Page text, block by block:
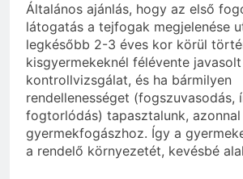
Általános ajánlás, hogy az első
látogatás a tejfogak megjelenése
legkésőbb 2-3 éves kor körül
kisgyermekeknél félévente javasolt
kontrollvizsgálat, és ha bármilyen
rendellenességet (fogszuvasodás,
fogtorlódás) tapasztalunk,
gyermekfogászhoz. Így a
a rendelő környezetét, kevésbé